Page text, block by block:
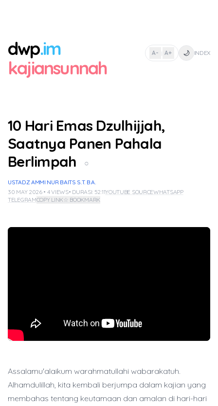
dwp.im
kajiansunnah
A- | A+ 🌙 INDEX
10 Hari Emas Dzulhijjah,
Saatnya Panen Pahala
Berlimpah
○
USTADZ AMMI NUR BAITS S.T. B.A.
30 MAY 2026 • 4 VIEWS• DURASI: 52:11YOUTUBE SOURCEWHATSAPP
TELEGRAMCOPY LINK☆ BOOKMARK
Assalamu'alaikum warahmatullahi wabarakatuh.
Alhamdulillah, kita kembali berjumpa dalam kajian yang
membahas tentang keutamaan dan amalan di hari-hari